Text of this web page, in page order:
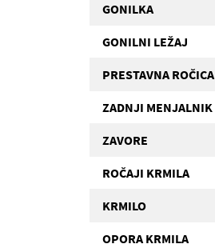
GONILKA
GONILNI LEŽAJ
PRESTAVNA ROČICA
ZADNJI MENJALNIK
ZAVORE
ROČAJI KRMILA
KRMILO
OPORA KRMILA